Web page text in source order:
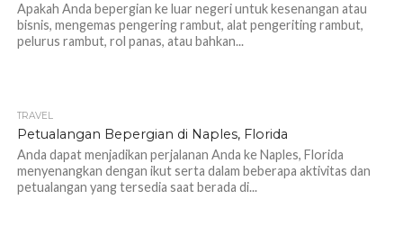
Apakah Anda bepergian ke luar negeri untuk kesenangan atau
bisnis, mengemas pengering rambut, alat pengeriting rambut,
pelurus rambut, rol panas, atau bahkan...
TRAVEL
Petualangan Bepergian di Naples, Florida
Anda dapat menjadikan perjalanan Anda ke Naples, Florida
menyenangkan dengan ikut serta dalam beberapa aktivitas dan
petualangan yang tersedia saat berada di...